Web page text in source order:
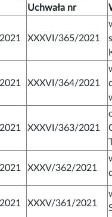
Uchwała nr
XXXVI/365/2021
XXXVI/364/2021
XXXVI/363/2021
XXXV/362/2021
XXXV/361/2021